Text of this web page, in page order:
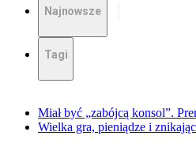
Najnowsze
Tagi
Miał być „zabójcą konsol”.
Wielka gra, pieniądze i